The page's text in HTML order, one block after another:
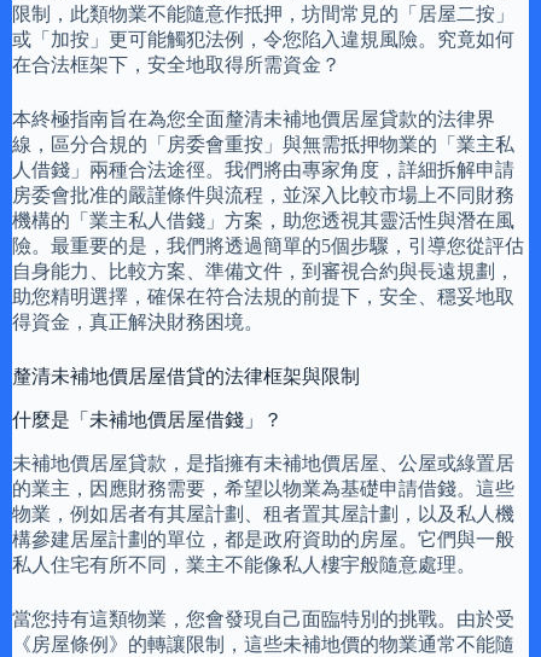
限制，此類物業不能隨意作抵押，坊間常見的「居屋二按」
或「加按」更可能觸犯法例，令您陷入違規風險。究竟如何
在合法框架下，安全地取得所需資金？
本終極指南旨在為您全面釐清未補地價居屋貸款的法律界
線，區分合規的「房委會重按」與無需抵押物業的「業主私
人借錢」兩種合法途徑。我們將由專家角度，詳細拆解申請
房委會批准的嚴謹條件與流程，並深入比較市場上不同財務
機構的「業主私人借錢」方案，助您透視其靈活性與潛在風
險。最重要的是，我們將透過簡單的5個步驟，引導您從評估
自身能力、比較方案、準備文件，到審視合約與長遠規劃，
助您精明選擇，確保在符合法規的前提下，安全、穩妥地取
得資金，真正解決財務困境。
釐清未補地價居屋借貸的法律框架與限制
什麼是「未補地價居屋借錢」？
未補地價居屋貸款，是指擁有未補地價居屋、公屋或綠置居
的業主，因應財務需要，希望以物業為基礎申請借錢。這些
物業，例如居者有其屋計劃、租者置其屋計劃，以及私人機
構參建居屋計劃的單位，都是政府資助的房屋。它們與一般
私人住宅有所不同，業主不能像私人樓宇般隨意處理。
當您持有這類物業，您會發現自己面臨特別的挑戰。由於受
《房屋條例》的轉讓限制，這些未補地價的物業通常不能隨